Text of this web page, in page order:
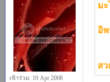
เข้าร่วม: 10 Apr 2008
ม
อิ
สว